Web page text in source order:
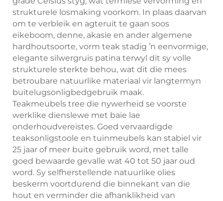
strukturele losmaking voorkom. In plaas daarvan
om te verbleik en agteruit te gaan soos
eikeboom, denne, akasie en ander algemene
hardhoutsoorte, vorm teak stadig ’n eenvormige,
elegante silwergruis patina terwyl dit sy volle
strukturele sterkte behou, wat dit die mees
betroubare natuurlike materiaal vir langtermyn
buitelugsonligbedgebruik maak.
Teakmeubels tree die nywerheid se voorste
werklike dienslewe met baie lae
onderhoudvereistes. Goed vervaardigde
teaksonligstoole en tuinmeubels kan stabiel vir
25 jaar of meer buite gebruik word, met talle
goed bewaarde gevalle wat 40 tot 50 jaar oud
word. Sy selfherstellende natuurlike olies
beskerm voortdurend die binnekant van die
hout en verminder die afhanklikheid van